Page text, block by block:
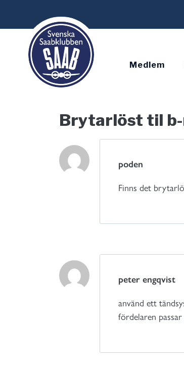
Medlem
Brytarlöst til
poden
Finns det
peter engqvist
använd ett
fördelaren